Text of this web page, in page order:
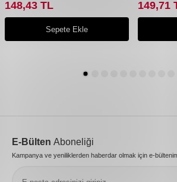
148,43 TL
Sepete Ekle
149,71
E-Bülten Aboneliği
Kampanya ve yeniliklerden haberdar olmak için e-